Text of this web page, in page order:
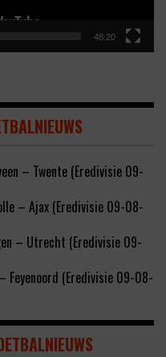
48:20
– Twente (Eredivisie 09-
– Ajax (Eredivisie 09-08-
– Utrecht (Eredivisie 09-
Feyenoord (Eredivisie 09-08-